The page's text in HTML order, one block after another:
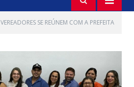
VEREADORES SE REÚNEM COM A PREFEITA